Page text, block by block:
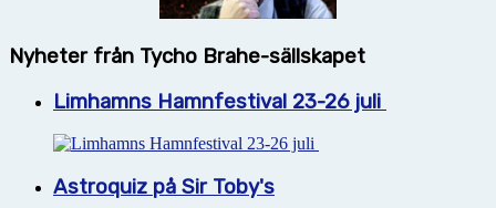
Nyheter från Tycho Brahe-sällskapet
Limhamns Hamnfestival 23-26 juli
Astroquiz på Sir Toby's